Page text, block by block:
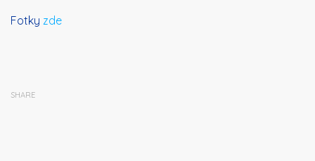
Fotky zde
SHARE